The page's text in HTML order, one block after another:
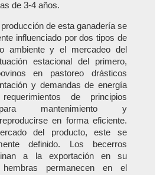
de 3-4 años.
de esta ganadería se
influenciado por dos tipos de
ambiente y el mercadeo del
estacional del primero,
en pastoreo drásticos
y demandas de energía
de principios
mantenimiento y
en forma eficiente.
del producto, este se
definido. Los becerros
a la exportación en su
permanecen en el